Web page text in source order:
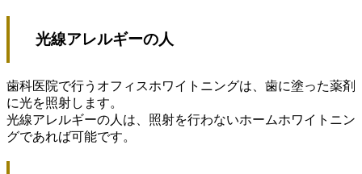
光線アレルギーの人
歯科医院で行うオフィスホワイトニングは、歯に塗った薬剤
に光を照射します。
光線アレルギーの人は、照射を行わないホームホワイトニン
グであれば可能です。